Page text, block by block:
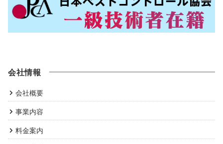
会社情報
会社概要
事業内容
料金案内